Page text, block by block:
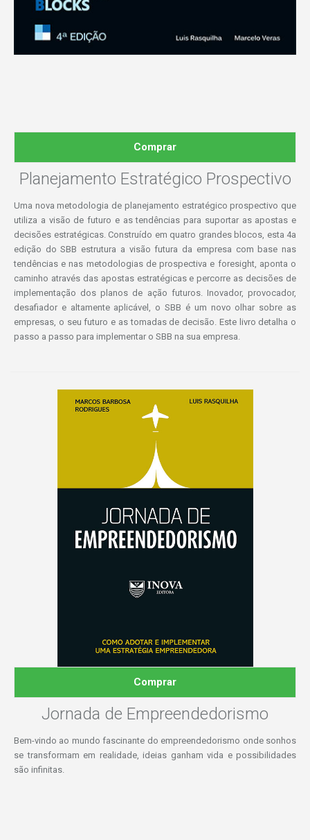
Comprar
Planejamento Estratégico Prospectivo
Uma nova metodologia de planejamento estratégico prospectivo que
utiliza a visão de futuro e as tendências para suportar as apostas e
decisões estratégicas. Construído em quatro grandes blocos, esta 4a
edição do SBB estrutura a visão futura da empresa com base nas
tendências e nas metodologias de prospectiva e foresight, aponta o
caminho através das apostas estratégicas e percorre as decisões de
implementação dos planos de ação futuros. Inovador, provocador,
desafiador e altamente aplicável, o SBB é um novo olhar sobre as
empresas, o seu futuro e as tomadas de decisão. Este livro detalha o
passo a passo para implementar o SBB na sua empresa.
Comprar
Jornada de Empreendedorismo
Bem-vindo ao mundo fascinante do empreendedorismo onde sonhos
se transformam em realidade, ideias ganham vida e possibilidades
são infinitas.